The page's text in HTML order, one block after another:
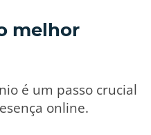
melhor
é um passo crucial
online.